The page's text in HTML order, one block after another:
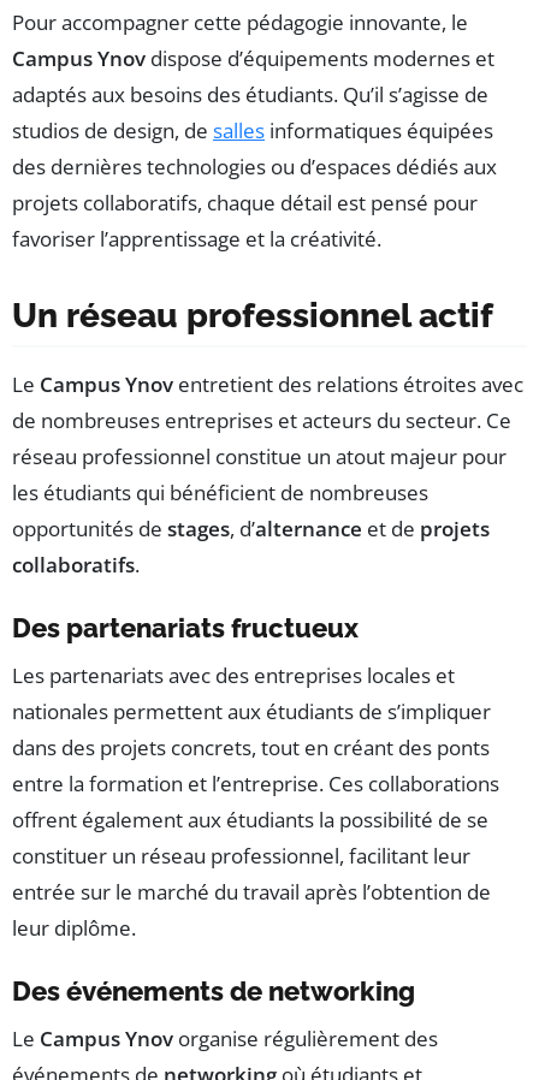
Pour accompagner cette pédagogie innovante, le
Campus Ynov dispose d’équipements modernes et
adaptés aux besoins des étudiants. Qu’il s’agisse de
studios de design, de salles informatiques équipées
des dernières technologies ou d’espaces dédiés aux
projets collaboratifs, chaque détail est pensé pour
favoriser l’apprentissage et la créativité.
Un réseau professionnel actif
Le Campus Ynov entretient des relations étroites avec
de nombreuses entreprises et acteurs du secteur. Ce
réseau professionnel constitue un atout majeur pour
les étudiants qui bénéficient de nombreuses
opportunités de stages, d’alternance et de projets
collaboratifs.
Des partenariats fructueux
Les partenariats avec des entreprises locales et
nationales permettent aux étudiants de s’impliquer
dans des projets concrets, tout en créant des ponts
entre la formation et l’entreprise. Ces collaborations
offrent également aux étudiants la possibilité de se
constituer un réseau professionnel, facilitant leur
entrée sur le marché du travail après l’obtention de
leur diplôme.
Des événements de networking
Le Campus Ynov organise régulièrement des